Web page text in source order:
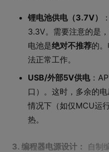
锂电池供电（3.7V）
3.3V。需要注意的是
电池是绝对不推荐的
法正常工作。
USB/外部5V供电：
口）。这时，多余的
情况下（如仅MCU运
热。
3. 编程器电源设计：
自制